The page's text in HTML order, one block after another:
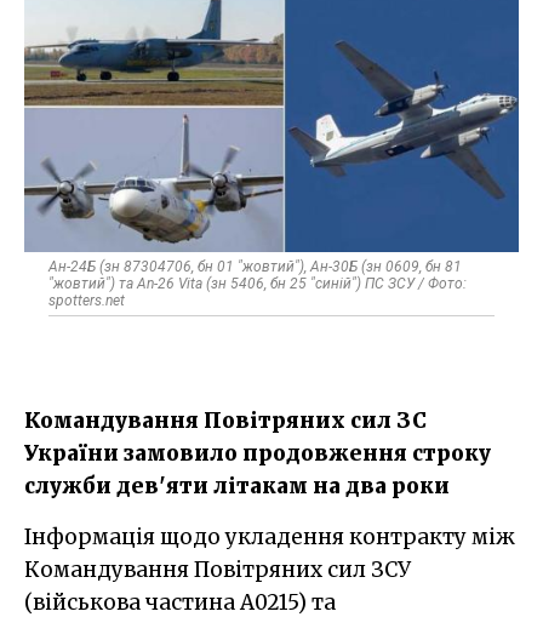
Ан-24Б (зн 87304706, бн 01 "жовтий"), Ан-30Б (зн 0609, бн 81
"жовтий") та An-26 Vita (зн 5406, бн 25 "синій") ПС ЗСУ / Фото:
spotters.net
Командування Повітряних сил ЗС
України замовило продовження строку
служби дев'яти літакам на два роки
Інформація щодо укладення контракту між
Командування Повітряних сил ЗСУ
(військова частина А0215) та